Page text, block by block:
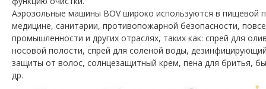
Аэрозольные машины BOV широко используются в пищевой
медицине, санитарии, противопожарной безопасности,
промышленности и других отраслях, таких как: спрей для
носовой полости, спрей для солёной воды,
защиты от волос, солнцезащитный крем, пена для бритья,
др.